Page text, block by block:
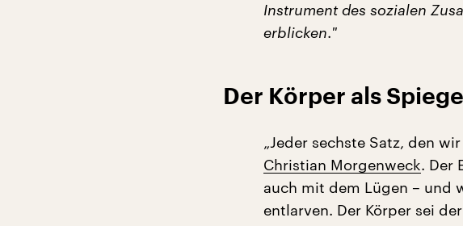
Instrument des sozialen
erblicken."
Der Körper als
„Jeder sechste Satz, den
Christian Morgenweck. Der
auch mit dem Lügen – und
entlarven. Der Körper sei